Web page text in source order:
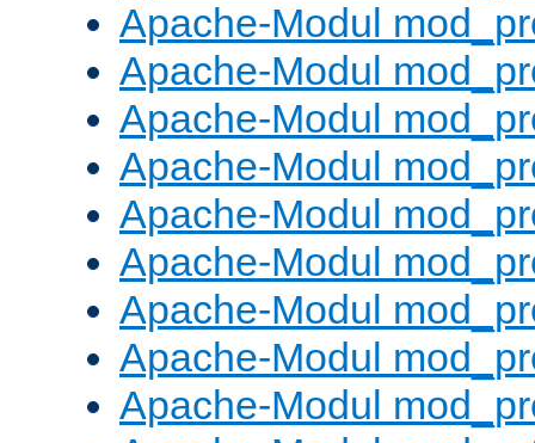
Apache-Modul
Apache-Modul
Apache-Modul
Apache-Modul
Apache-Modul
Apache-Modul
Apache-Modul
Apache-Modul
Apache-Modul